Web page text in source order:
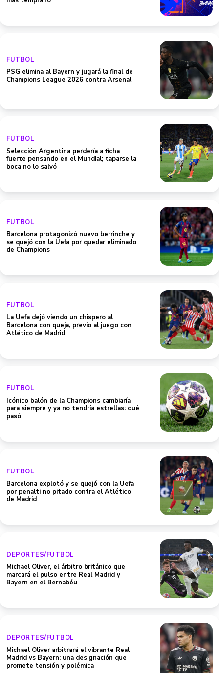
FUTBOL
PSG elimina al Bayern y jugará la final de
Champions League 2026 contra Arsenal
FUTBOL
Selección Argentina perdería a ficha
fuerte pensando en el Mundial; taparse la
boca no lo salvó
FUTBOL
Barcelona protagonizó nuevo berrinche y
se quejó con la Uefa por quedar eliminado
de Champions
FUTBOL
La Uefa dejó viendo un chispero al
Barcelona con queja, previo al juego con
Atlético de Madrid
FUTBOL
Icónico balón de la Champions cambiaría
para siempre y ya no tendría estrellas: qué
pasó
FUTBOL
Barcelona explotó y se quejó con la Uefa
por penalti no pitado contra el Atlético
de Madrid
DEPORTES/FUTBOL
Michael Oliver, el árbitro británico que
marcará el pulso entre Real Madrid y
Bayern en el Bernabéu
DEPORTES/FUTBOL
Michael Oliver arbitrará el vibrante Real
Madrid vs Bayern: una designación que
promete tensión y polémica